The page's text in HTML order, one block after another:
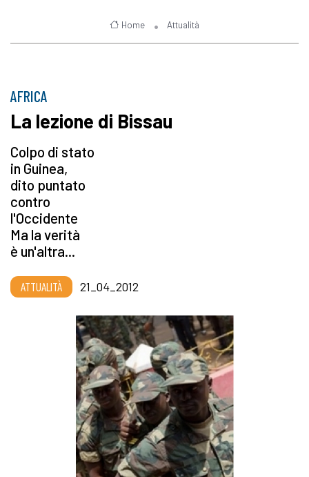
Home Attualità
AFRICA
La lezione di Bissau
Colpo di stato
in Guinea,
dito puntato
contro
l'Occidente
Ma la verità
è un'altra...
ATTUALITÀ 21_04_2012